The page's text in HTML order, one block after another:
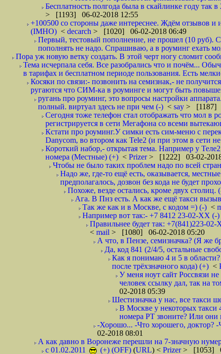
Бесплатность полгода была в скайлинке году
> [1193] 06-02-2018 12:55
+100500 со стороны даже интереснее. Ждём отзывов и
(IMHO) < decarch > [1020] 06-02-2018 06:49
Первый, тестовый пополнение, не прошел (10 руб).
пополнять не надо. Спрашиваю, а в роуминг ехать
Пора уж новую ветку создать. В этой черт ногу сломит
Тема исчерпала себя. Все разобрались что и почём...
в тарифах и бесплатном периоде пользования. Есть
Косяки по связи:- позвонить на семизнак,- не
ругаются что СИМ-ка в роуминге и могут быть
ругань про роуминг, это вопросы настройки
полный. виртуал здесь не при чем (-) < say > [1187]
Сегодня тоже телефон стал отображать что мол в
регистрируется в сети Мегафона со всеми
Кстати про роуминг.У симки есть сим-меню с
Danycom, во втором как Tele2 (и при этом в сети
Короткий набор,- открытая тема. Например у
номера (Местные) (+) < Prizer> [1222] 03-02-
Чтобы не было таких проблем надо по всей
Надо же, где-то ещё есть, оказывается,
предполагалось, дозвон без кода не будет
Похоже, везде остались, кроме двух
Ага. В Пнз есть. А как же ещё такси
Так же как и в Москве, с кодом =) (-) <
Например вот так:- +7 8412 23-02-ХХ (-
Правильнее будет так: +7(841)223-
< mail > [1080] 06-02-2018 05:20
А что, в Пензе, семизначка? (Я же
Да, код 841 (2/4/5, остальные
Как я понимаю 4 и 5 в
после трёхзначного кода) (+) <
У меня ноут сайт Россвязи
человек ссылку дал, так на
02-2018 05:39
Шестизначка у нас, все такси
В Москве у некоторых такси
номера РТ звоните? Или они
-Хорошо... -Что хорошего, доктор?
02-2018 08:01
А как давно в Воронеже перешли на 7-значную
с 01.02.2011
(+) (OFF) (URL) < Prizer> [1053]